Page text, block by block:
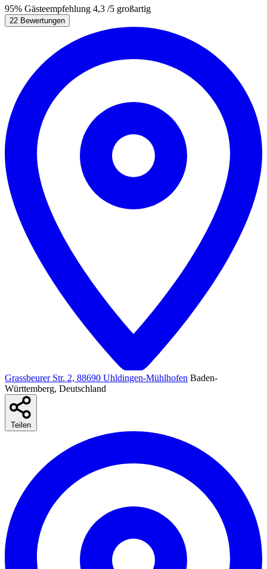
95% Gästeempfehlung 4,3 /5 großartig
22 Bewertungen
Grassbeurer Str. 2, 88690 Uhldingen-Mühlhofen Baden-
Württemberg, Deutschland
Teilen